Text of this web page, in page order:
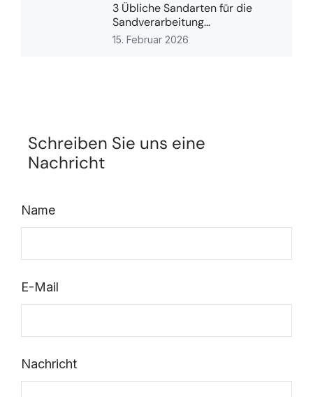
3 Übliche Sandarten für die
Sandverarbeitung...
15. Februar 2026
Schreiben Sie uns eine
Nachricht
Name
E-Mail
Nachricht